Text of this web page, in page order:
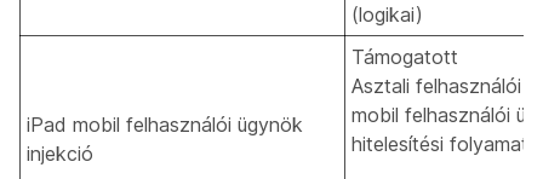
(logikai)
iPad mobil felhasználói ügynök
injekció
Támogatott
Asztali felhasználói
mobil felhasználói
hitelesítési